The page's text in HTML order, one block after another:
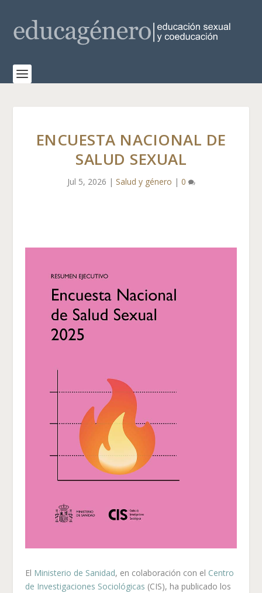
ENCUESTA NACIONAL DE
SALUD SEXUAL
Jul 5, 2026 | Salud y género | 0
El Ministerio de Sanidad, en colaboración con el Centro
de Investigaciones Sociológicas (CIS), ha publicado los